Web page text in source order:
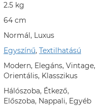
2.5 kg
64 cm
Normál, Luxus
Egyszínű, Textilhatású
Modern, Elegáns, Vintage,
Orientális, Klasszikus
Hálószoba, Étkező,
Előszoba, Nappali, Egyéb